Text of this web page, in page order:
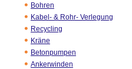
Bohren
Kabel- & Rohr- Verlegung
Recycling
Kräne
Betonpumpen
Ankerwinden